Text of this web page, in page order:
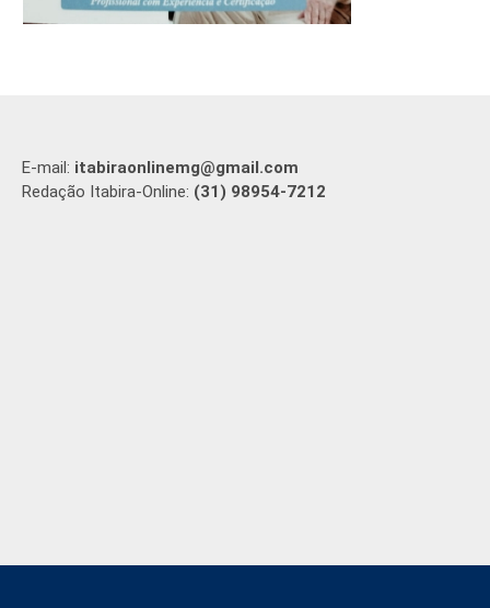
E-mail: itabiraonlinemg@gmail.com
Redação Itabira-Online: (31) 98954-7212